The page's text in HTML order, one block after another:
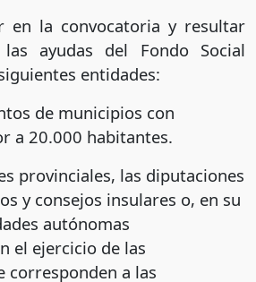
en la convocatoria y resultar
ayudas del Fondo Social
entidades:
de municipios con
a 20.000 habitantes.
provinciales, las diputaciones
y consejos insulares o, en su
autónomas
el ejercicio de las
corresponden a las